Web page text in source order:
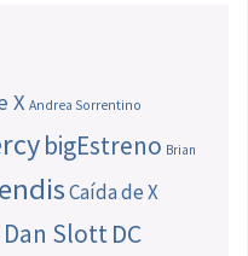
X Andrea Sorrentino
bigEstreno Brian
Caída de X
Dan SlottDC